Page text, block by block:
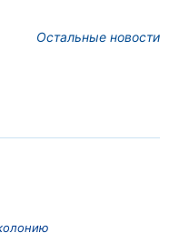
Остальные новости